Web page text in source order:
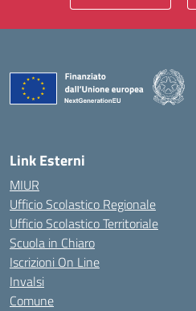
Link Esterni
MIUR
Ufficio Scolastico Regionale
Ufficio Scolastico Territoriale
Scuola in Chiaro
Iscrizioni On Line
Invalsi
Comune